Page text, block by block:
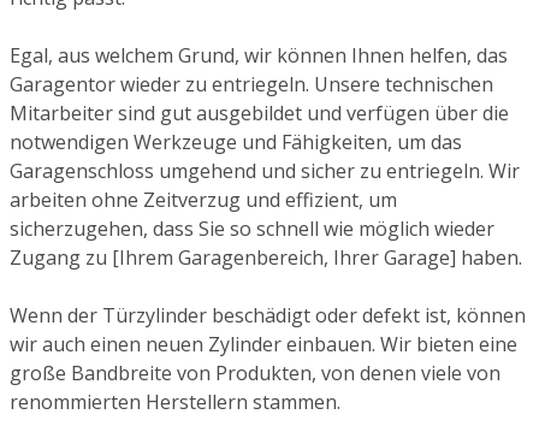
Egal, aus welchem Grund, wir können Ihnen helfen, das
Garagentor wieder zu entriegeln. Unsere technischen
Mitarbeiter sind gut ausgebildet und verfügen über die
notwendigen Werkzeuge und Fähigkeiten, um das
Garagenschloss umgehend und sicher zu entriegeln. Wir
arbeiten ohne Zeitverzug und effizient, um
sicherzugehen, dass Sie so schnell wie möglich wieder
Zugang zu [Ihrem Garagenbereich, Ihrer Garage] haben.
Wenn der Türzylinder beschädigt oder defekt ist, können
wir auch einen neuen Zylinder einbauen. Wir bieten eine
große Bandbreite von Produkten, von denen viele von
renommierten Herstellern stammen.